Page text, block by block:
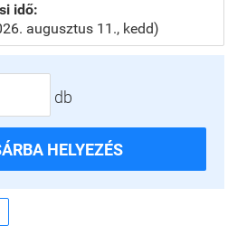
idő:
augusztus 11., kedd)
db
HELYEZÉS